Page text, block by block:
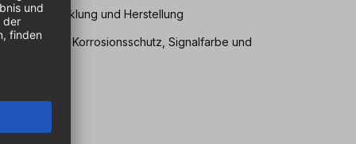
Entwicklung und Herstellung
Korrosionsschutz, Signalfarbe und